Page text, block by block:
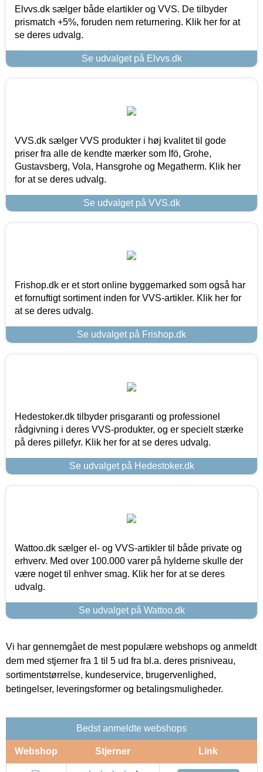
Elvvs.dk sælger både elartikler og VVS. De tilbyder
prismatch +5%, foruden nem returnering. Klik her for at
se deres udvalg.
Se udvalget på Elvvs.dk
VVS.dk sælger VVS produkter i høj kvalitet til gode
priser fra alle de kendte mærker som Ifö, Grohe,
Gustavsberg, Vola, Hansgrohe og Megatherm. Klik her
for at se deres udvalg.
Se udvalget på VVS.dk
Frishop.dk er et stort online byggemarked som også har
et fornuftigt sortiment inden for VVS-artikler. Klik her for
at se deres udvalg.
Se udvalget på Frishop.dk
Hedestoker.dk tilbyder prisgaranti og professionel
rådgivning i deres VVS-produkter, og er specielt stærke
på deres pillefyr. Klik her for at se deres udvalg.
Se udvalget på Hedestoker.dk
Wattoo.dk sælger el- og VVS-artikler til både private og
erhverv. Med over 100.000 varer på hylderne skulle der
være noget til enhver smag. Klik her for at se deres
udvalg.
Se udvalget på Wattoo.dk
Vi har gennemgået de mest populære webshops og anmeldt
dem med stjerner fra 1 til 5 ud fra bl.a. deres prisniveau,
sortimentstørrelse, kundeservice, brugervenlighed,
betingelser, leveringsformer og betalingsmuligheder.
Bedst anmeldte webshops
Webshop Stjerner Link